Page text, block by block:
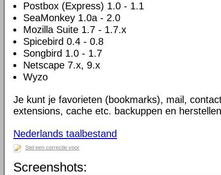
Postbox (Express) 1.0 - 1.1
SeaMonkey 1.0a - 2.0
Mozilla Suite 1.7 - 1.7.x
Spicebird 0.4 - 0.8
Songbird 1.0 - 1.7
Netscape 7.x, 9.x
Wyzo
Je kunt je favorieten (bookmarks), mail,
extensions, cache etc. backuppen en
Nederlands taalbestand
Stel een correctie voor
Screenshots: